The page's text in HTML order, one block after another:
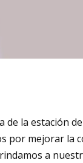
la estación
por mejorar la
a